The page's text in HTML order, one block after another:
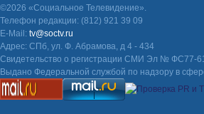
©2026 «Социальное Телевидение».
Телефон редакции: (812) 921 39 09
E-Mail: tv@soctv.ru
Адрес: СПб, ул. Ф. Абрамова, д 4 - 434
Свидетельство о регистрации СМИ Эл № ФС77-
Выдано Федеральной службой по надзору в